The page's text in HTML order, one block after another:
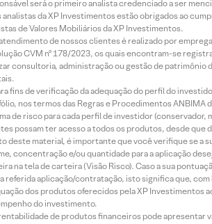
será o primeiro analista credenciado a ser
analistas da XP Investimentos estão obrigados ao
de Valores Mobiliários da XP Investimentos.
de nossos clientes é realizado por
CVM nº 178/2023, os quais encontram-se
consultoria, administração ou gestão de patrimônio
fins de verificação da adequação do perfil do
nos termos das Regras e Procedimentos
de risco para cada perfil de investidor
possam ter acesso a todos os produtos, desde que
deste material, é importante que você verifique se a
concentração e/ou quantidade para a aplicação
na tela de carteira (Visão Risco). Caso a sua
referida aplicação/contratação, isto significa que,
dos produtos oferecidos pela XP Investimentos
do investimento.
de produtos financeiros pode apresentar